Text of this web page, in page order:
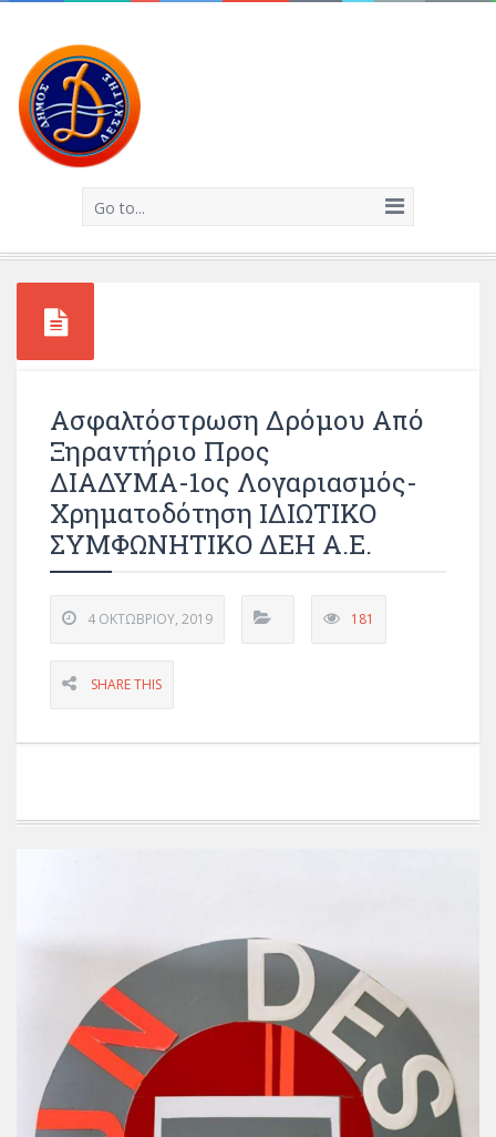
Go to...
Ασφαλτόστρωση Δρόμου Από
Ξηραντήριο Προς
ΔΙΑΔΥΜΑ-1ος Λογαριασμός-
Χρηματοδότηση ΙΔΙΩΤΙΚΟ
ΣΥΜΦΩΝΗΤΙΚΟ ΔΕΗ Α.Ε.
4 ΟΚΤΩΒΡΊΟΥ, 2019 181
SHARE THIS